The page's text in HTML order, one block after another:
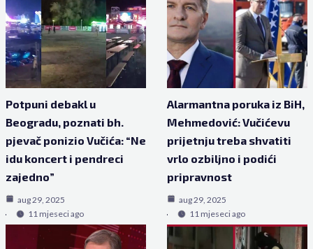
Potpuni debakl u
Beogradu, poznati bh.
pjevač ponizio Vučića: “Ne
idu koncert i pendreci
zajedno”
aug 29, 2025
11 mjeseci ago
Alarmantna poruka iz BiH,
Mehmedović: Vučićevu
prijetnju treba shvatiti
vrlo ozbiljno i podići
pripravnost
aug 29, 2025
11 mjeseci ago